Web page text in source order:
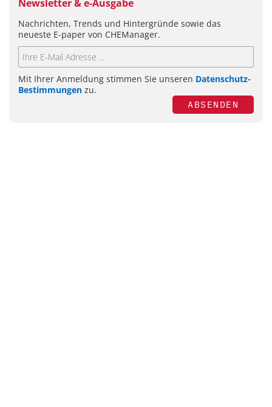
Newsletter & e-Ausgabe
Nachrichten, Trends und Hintergründe sowie das
neueste E-paper von CHEManager.
Mit Ihrer Anmeldung stimmen Sie unseren Datenschutz-
Bestimmungen zu.
ABSENDEN